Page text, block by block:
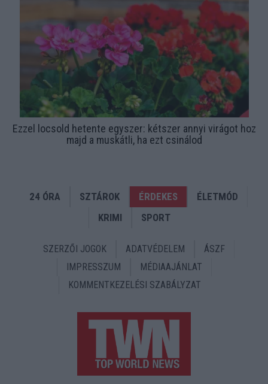
Ezzel locsold hetente egyszer: kétszer annyi virágot hoz
majd a muskátli, ha ezt csinálod
24 ÓRA SZTÁROK ÉRDEKES
ÉLETMÓD
KRIMI
SPORT
SZERZŐI JOGOK ADATVÉDELEM
ÁSZF
IMPRESSZUM
MÉDIAAJÁNLAT
KOMMENTKEZELÉSI SZABÁLYZAT